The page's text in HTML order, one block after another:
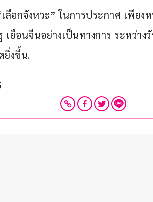
ลือกจังหวะ” ในการประกาศ เพีย
ยือนจีนอย่างเป็นทางการ ระหว่า
ยิ่งขึ้น.